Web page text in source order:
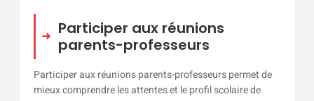
Participer aux réunions
parents-professeurs
Participer aux réunions parents-professeurs permet de
mieux comprendre les attentes et le profil scolaire de